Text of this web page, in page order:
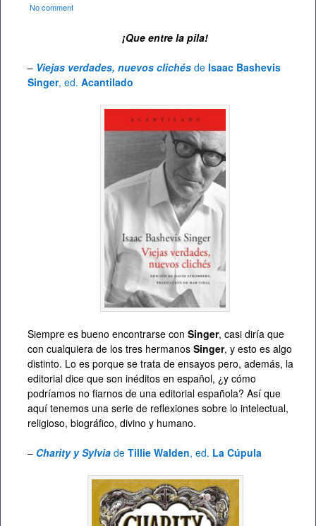
No comment
¡Que entre la pila!
– Viejas verdades, nuevos clichés de Isaac Bashevis
Singer, ed. Acantilado
Siempre es bueno encontrarse con Singer, casi diría que
con cualquiera de los tres hermanos Singer, y esto es algo
distinto. Lo es porque se trata de ensayos pero, además, la
editorial dice que son inéditos en español, ¿y cómo
podríamos no fiarnos de una editorial española? Así que
aquí tenemos una serie de reflexiones sobre lo intelectual,
religioso, biográfico, divino y humano.
– Charity y Sylvia de Tillie Walden, ed. La Cúpula